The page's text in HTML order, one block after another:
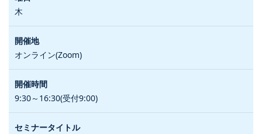
木
オンライン(Zoom)
9:30～16:30(受付9:00)